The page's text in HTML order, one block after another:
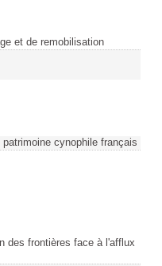
et de remobilisation
cynophile français
des frontières face à l'afflux